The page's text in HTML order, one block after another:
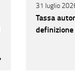
31 luglio
Tassa